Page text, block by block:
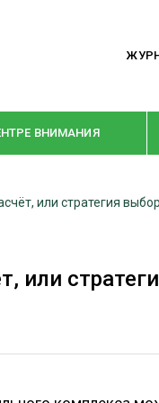
ВНИМАНИЯ
или стратегия
или